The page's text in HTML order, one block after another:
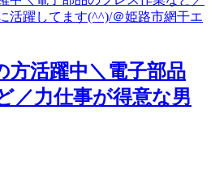
方活躍中＼電子部品
／力仕事が得意な男